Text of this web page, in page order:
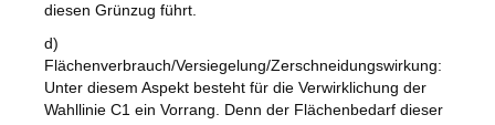
diesen Grünzug führt.
d)
Flächenverbrauch/Versiegelung/Zerschneidungswirkung:
Unter diesem Aspekt besteht für die Verwirklichung der
Wahllinie C1 ein Vorrang. Denn der Flächenbedarf dieser